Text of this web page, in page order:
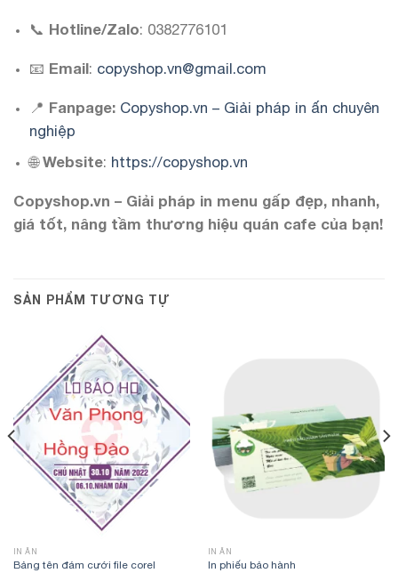
📞 Hotline/Zalo: 0382776101
📧 Email: copyshop.vn@gmail.com
📍 Fanpage: Copyshop.vn – Giải pháp in ấn chuyên
nghiệp
🌐Website: https://copyshop.vn
Copyshop.vn – Giải pháp in menu gấp đẹp, nhanh,
giá tốt, nâng tầm thương hiệu quán cafe của bạn!
SẢN PHẨM TƯƠNG TỰ
IN ẤN
Bảng tên đám cưới file corel
IN ẤN
In phiếu bảo hành